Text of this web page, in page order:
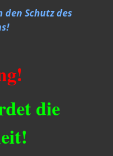
Schutz des
die